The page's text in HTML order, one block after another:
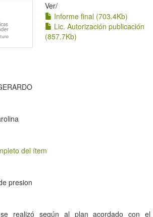
Ver/
Informe final (703.4Kb)
Lic. Autorización publicación
(857.7Kb)
del ítem
presion
realizó según al plan acordado con el